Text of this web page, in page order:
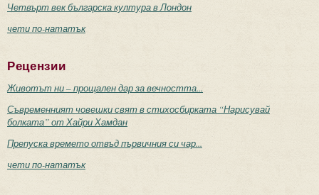
Четвърт век българска култура в Лондон
чети по-нататък
Рецензии
Животът ни – прощален дар за вечността...
Съвременният човешки свят в стихосбирката “Нарисувай
болката” от Хайри Хамдан
Препуска времето отвъд първичния си чар...
чети по-нататък